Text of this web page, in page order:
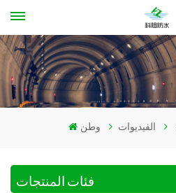
وطن الفيديوات
فئات المنتجات